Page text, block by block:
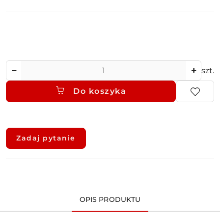
szt.
Do koszyka
Dostępność
dostawa
Zadaj pytanie
OPIS PRODUKTU